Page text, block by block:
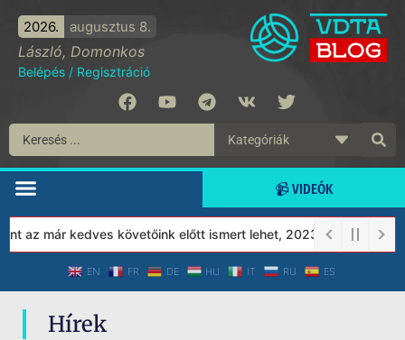
2026. augusztus 8.
László, Domonkos
Belépés / Regisztráció
📹 VIDEÓK
az már kedves követőink előtt ismert lehet, 2023-tól a Védett
EN FR DE HU IT RU ES
Hírek